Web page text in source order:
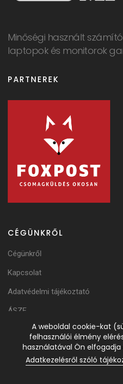
Minőségi használt
laptopok és monitorok
CÉGÜNKRŐL
Cégünkről
Kapcsolat
Adatvédelmi tájékoztató
ÁSZF
Adattörlési Tájékoztató
PARTNEREK
A weboldal cookie-kat
felhasználói élmény
használatával Ön
Adatkezelésről szóló